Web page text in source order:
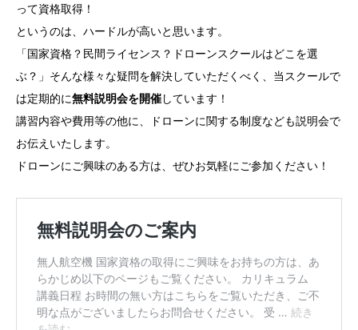
って資格取得！
というのは、ハードルが高いと思います。
「国家資格？民間ライセンス？ドローンスクールはどこを選
ぶ？」そんな様々な疑問を解決していただくべく、当スクールで
は定期的に無料説明会を開催しています！
講習内容や費用等の他に、ドローンに関する制度なども説明会で
お伝えいたします。
ドローンにご興味のある方は、ぜひお気軽にご参加ください！